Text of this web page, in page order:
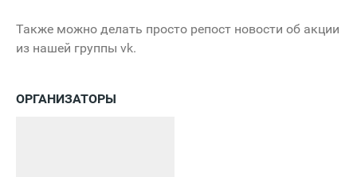
Также можно делать просто репост новости об акции
из нашей группы vk.
ОРГАНИЗАТОРЫ